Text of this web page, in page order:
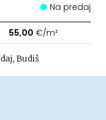
Na predaj
55,00 €/m²
Budiš